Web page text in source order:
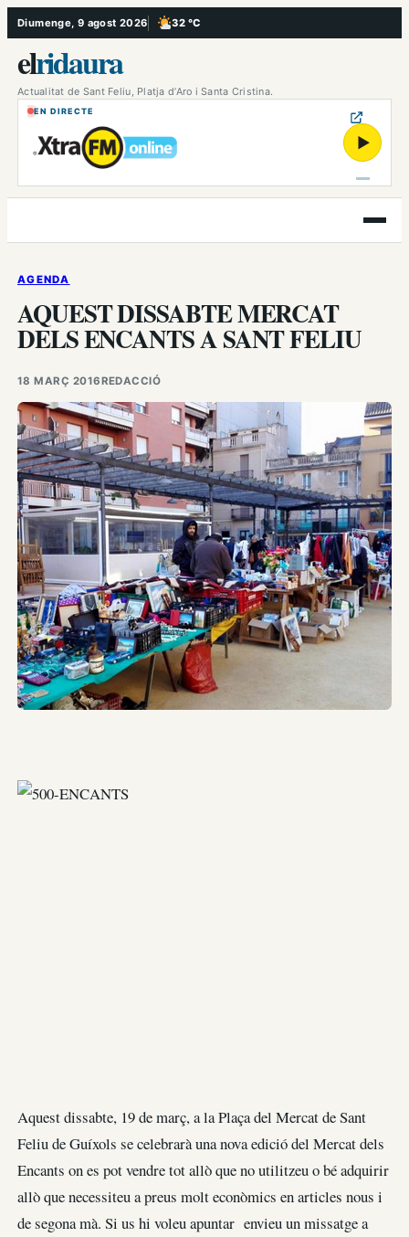
Vés
al
contingut
Diumenge, 9 agost 2026 32 °C
, Poc ennuvolat
elridaura
Actualitat de Sant Feliu, Platja d’Aro i Santa Cristina.
EN DIRECTE
▶
Obre
el
AGENDA
AQUEST DISSABTE MERCAT
DELS ENCANTS A SANT FELIU
18 MARÇ 2016REDACCIÓ
Aquest dissabte, 19 de març, a la Plaça del Mercat de Sant
Feliu de Guíxols se celebrarà una nova edició del Mercat dels
Encants on es pot vendre tot allò que no utilitzeu o bé adquirir
allò que necessiteu a preus molt econòmics en articles nous i
de segona mà. Si us hi voleu apuntar envieu un missatge a